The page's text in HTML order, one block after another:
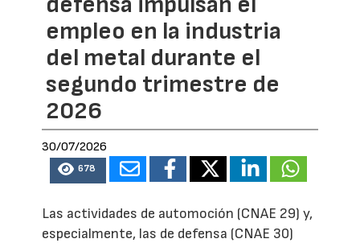
empleo en la industria
del metal durante el
segundo trimestre de
2026
30/07/2026
678
Las actividades de automoción (CNAE 29) y,
especialmente, las de defensa (CNAE 30)